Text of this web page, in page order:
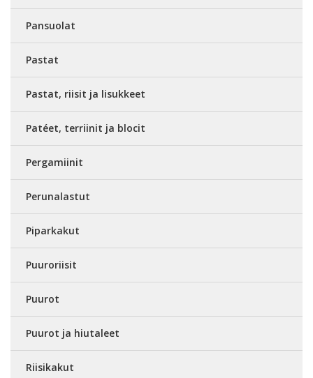
Pansuolat
Pastat
Pastat, riisit ja lisukkeet
Patéet, terriinit ja blocit
Pergamiinit
Perunalastut
Piparkakut
Puuroriisit
Puurot
Puurot ja hiutaleet
Riisikakut